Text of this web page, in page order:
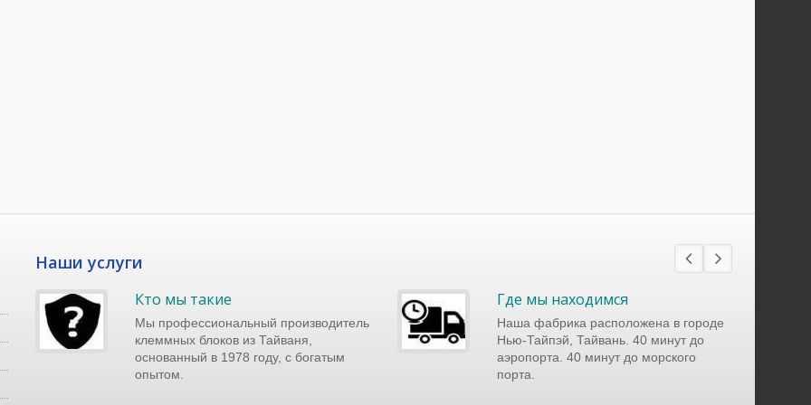
Наши услуги
Кто мы такие
Мы профессиональный производитель
клеммных блоков из Тайваня,
основанный в 1978 году, с богатым
опытом.
Где мы находимся
Наша фабрика расположена в городе
Нью-Тайпэй, Тайвань. 40 минут до
аэропорта. 40 минут до морского
порта.